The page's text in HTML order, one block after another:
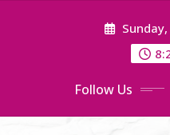
Follow Us